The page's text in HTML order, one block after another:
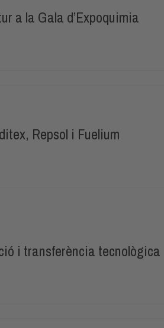
a la Gala d’Expoquimia
Repsol i Fuelium
i transferència tecnològica